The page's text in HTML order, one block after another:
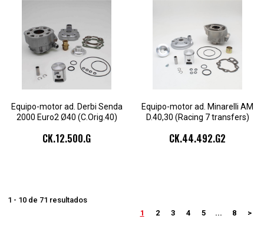
Equipo-motor ad. Derbi Senda
2000 Euro2 Ø40 (C.Orig.40)
CK.12.500.G
Equipo-motor ad. Minarelli AM
D.40,30 (Racing 7 transfers)
CK.44.492.G2
1 - 10 de 71 resultados
1
2 3 4 5 ... 8 >